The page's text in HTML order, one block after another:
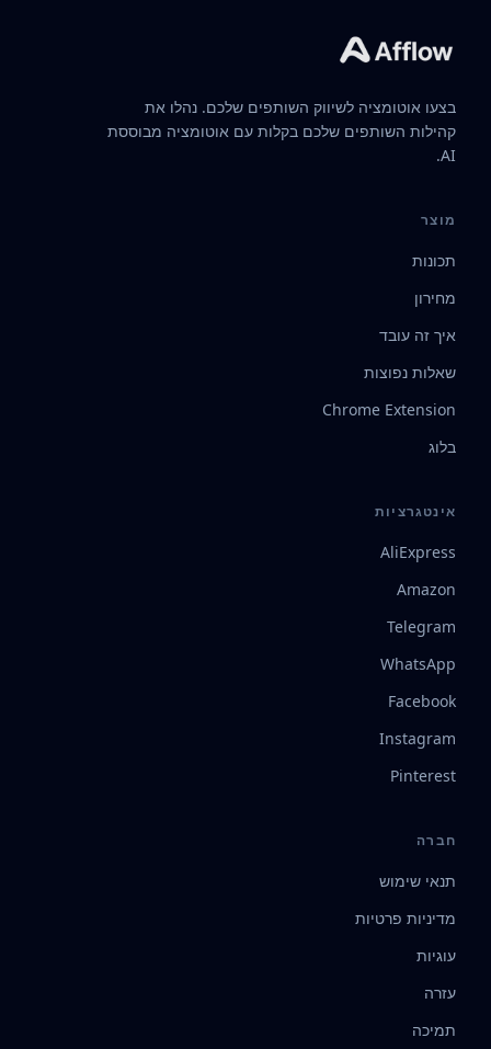
בצעו אוטומציה לשיווק השותפים שלכם. נהלו את
קהילות השותפים שלכם בקלות עם אוטומציה מבוססת
AI.
מוצר
תכונות
מחירון
איך זה עובד
שאלות נפוצות
Chrome Extension
בלוג
אינטגרציות
AliExpress
Amazon
Telegram
WhatsApp
Facebook
Instagram
Pinterest
חברה
תנאי שימוש
מדיניות פרטיות
עוגיות
עזרה
תמיכה